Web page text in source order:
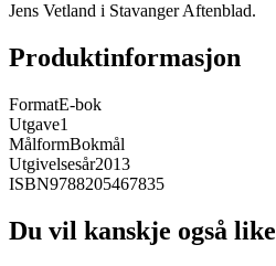
Jens Vetland i Stavanger Aftenblad.
Produktinformasjon
FormatE-bok
Utgave1
MålformBokmål
Utgivelsesår2013
ISBN9788205467835
Du vil kanskje også like